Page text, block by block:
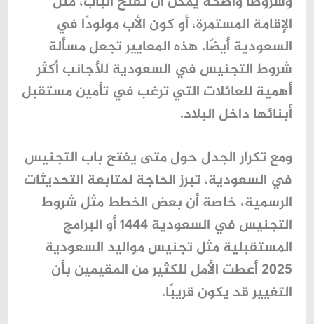
الإقامة المستمرة، أو كون الأب مولودًا في
السعودية أيضًا. هذه المعايير تجعل مسألة
شروط التجنيس في السعودية للأجانب أكثر
أهمية للعائلات التي ترغب في تأمين مستقبل
أبنائها داخل البلاد.
ومع تكرار الجدل حول متى يفتح باب التجنيس
في السعودية، تبرز الحاجة لمتابعة التحديثات
الرسمية، خاصة أن بعض الخطط مثل شروط
التجنيس في السعودية 1444 أو البرامج
المستقبلية مثل تجنيس مواليد السعودية
2025 أعطت الأمل للكثير من المقيمين بأن
التغيير قد يكون قريبًا.